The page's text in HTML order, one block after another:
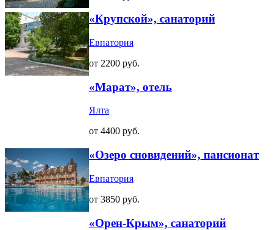
«Крупской», санаторий
Евпатория
от 2200 руб.
«Марат», отель
Ялта
от 4400 руб.
«Озеро сновидений», пансионат
Евпатория
от 3850 руб.
«Орен-Крым», санаторий